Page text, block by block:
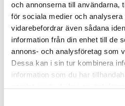
och annonserna till användarna,
för sociala medier och
vidarebefordrar även sådana
information från din enhet till de
annons- och analysföretag som
Dessa kan i sin tur kombinera
information som du har
2 395kr
HALVA PRISET!
Lägg till i